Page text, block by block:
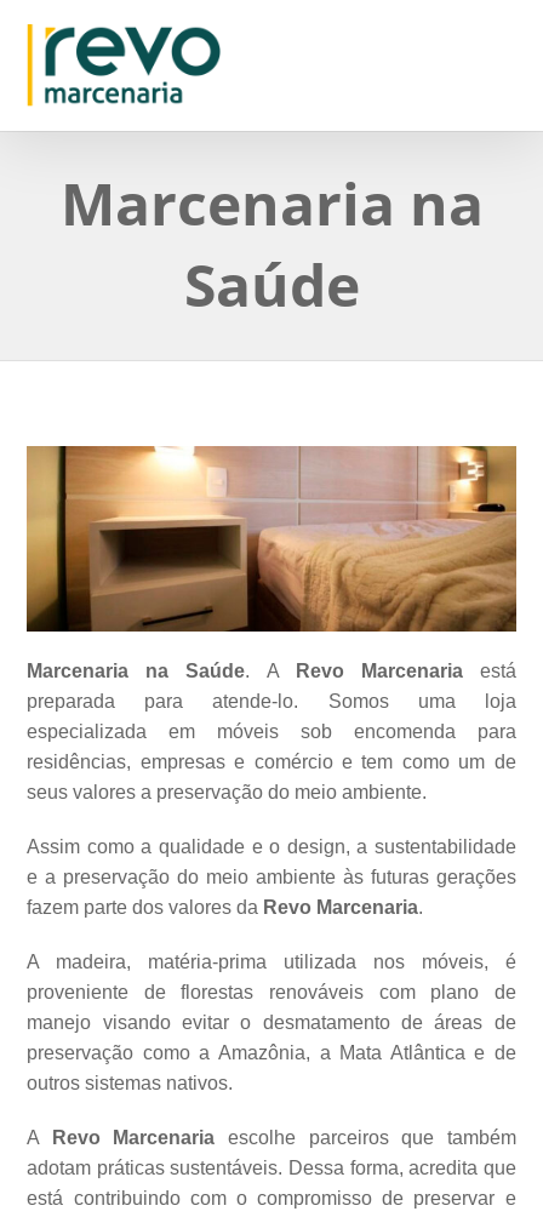
Marcenaria na
Saúde
Marcenaria na Saúde. A Revo Marcenariaestá
preparada para atende-lo. Somos uma loja
especializada em móveis sob encomenda para
residências, empresas e comércio e tem como um de
seus valores a preservação do meio ambiente.
Assim como a qualidade e o design, a sustentabilidade
e a preservação do meio ambiente às futuras gerações
fazem parte dos valores da Revo Marcenaria.
A madeira, matéria-prima utilizada nos móveis, é
proveniente de florestas renováveis com plano de
manejo visando evitar o desmatamento de áreas de
preservação como a Amazônia, a Mata Atlântica e de
outros sistemas nativos.
A Revo Marcenaria escolhe parceiros que também
adotam práticas sustentáveis. Dessa forma, acredita que
está contribuindo com o compromisso de preservar e